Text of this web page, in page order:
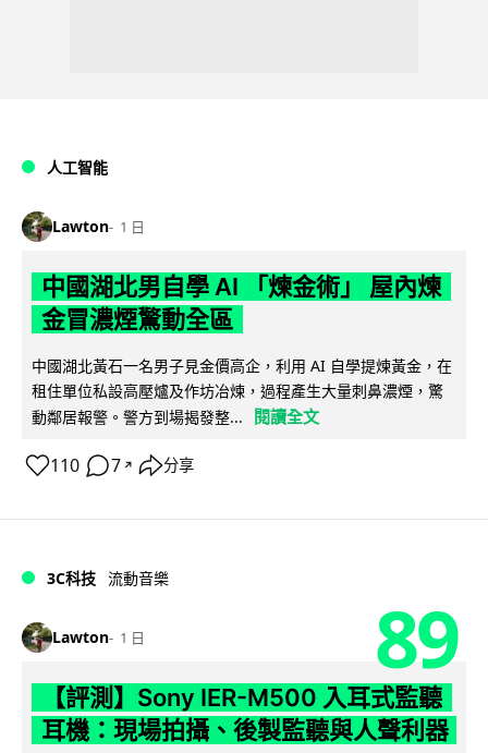
人工智能
Lawton 1 日
中國湖北男自學 AI 「煉金術」 屋內煉
金冒濃煙驚動全區
中國湖北黃石一名男子見金價高企，利用 AI 自學提煉黃金，在
租住單位私設高壓爐及作坊冶煉，過程產生大量刺鼻濃煙，驚
動鄰居報警。警方到場揭發整...
閱讀全文
110 7 ↗ 分享
3C科技 流動音樂
Lawton 1 日 89
【評測】Sony IER-M500 入耳式監聽
耳機：現場拍攝、後製監聽與人聲利器